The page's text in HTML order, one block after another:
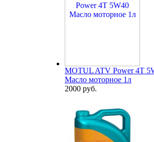
MOTUL ATV Power 4T
Масло моторное 1л
2000 руб.